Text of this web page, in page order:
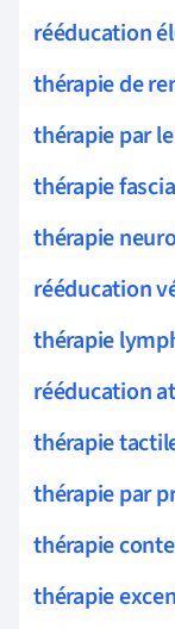
rééducation
thérapie de
thérapie par
thérapie fascia
thérapie
rééducation
thérapie
rééducation
thérapie
thérapie par
thérapie
thérapie